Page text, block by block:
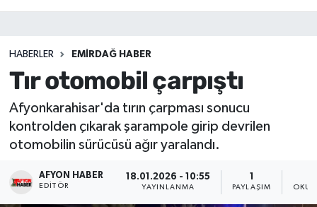
HABERLER EMIRDAĞ HABER
Tır otomobil çarpıştı
Afyonkarahisar'da tırın çarpması sonucu
kontrolden çıkarak şarampole girip devrilen
otomobilin sürücüsü ağır yaralandı.
AFYON HABER
EDITÖR
18.01.2026 - 10:55
YAYINLANMA PAYLAŞIM
Sağlık
Eğitim
Sivil Toplum
Ekonomi